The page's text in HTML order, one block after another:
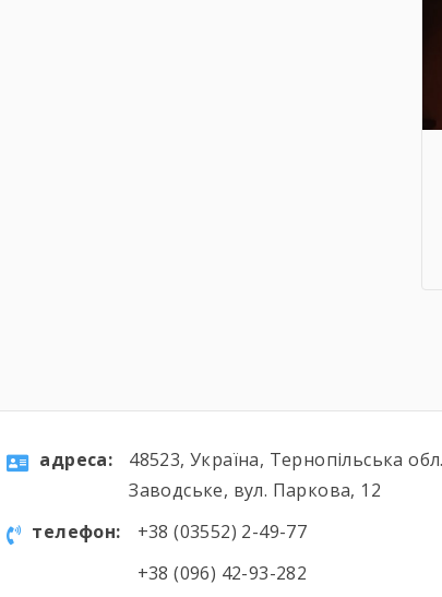
aдресa:
48523, Україна, Тернопільська
Заводське, вул. Паркова, 12
телефон:
+38 (03552) 2-49-77
+38 (096) 42-93-282